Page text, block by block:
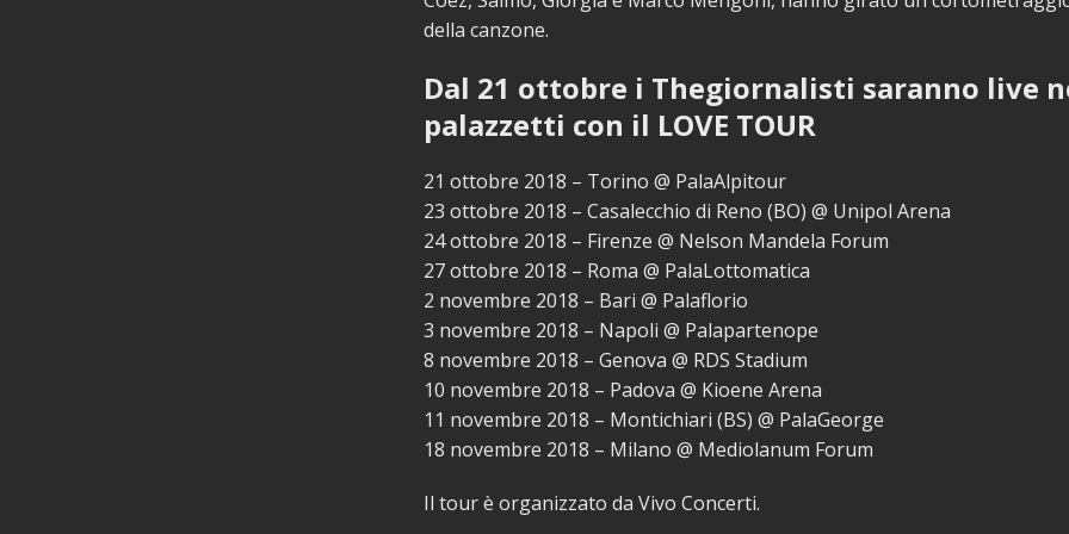
della canzone.
Dal 21 ottobre i Thegiornalisti saranno live
palazzetti con il LOVE TOUR
21 ottobre 2018 – Torino @ PalaAlpitour
23 ottobre 2018 – Casalecchio di Reno (BO) @ Unipol Arena
24 ottobre 2018 – Firenze @ Nelson Mandela Forum
27 ottobre 2018 – Roma @ PalaLottomatica
2 novembre 2018 – Bari @ Palaflorio
3 novembre 2018 – Napoli @ Palapartenope
8 novembre 2018 – Genova @ RDS Stadium
10 novembre 2018 – Padova @ Kioene Arena
11 novembre 2018 – Montichiari (BS) @ PalaGeorge
18 novembre 2018 – Milano @ Mediolanum Forum
Il tour è organizzato da Vivo Concerti.